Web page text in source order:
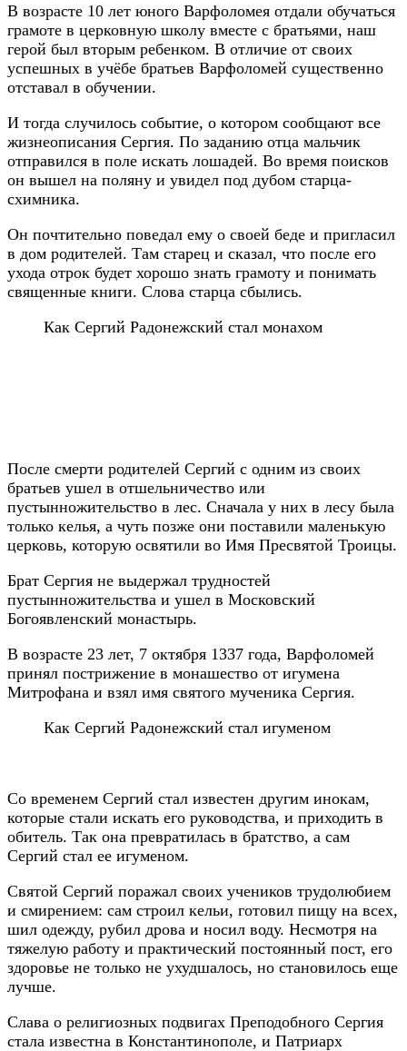
В возрасте 10 лет юного Варфоломея отдали обучаться
грамоте в церковную школу вместе с братьями, наш
герой был вторым ребенком. В отличие от своих
успешных в учёбе братьев Варфоломей существенно
отставал в обучении.
И тогда случилось событие, о котором сообщают все
жизнеописания Сергия. По заданию отца мальчик
отправился в поле искать лошадей. Во время поисков
он вышел на поляну и увидел под дубом старца-
схимника.
Он почтительно поведал ему о своей беде и пригласил
в дом родителей. Там старец и сказал, что после его
ухода отрок будет хорошо знать грамоту и понимать
священные книги. Слова старца сбылись.
Как Сергий Радонежский стал монахом
После смерти родителей Сергий с одним из своих
братьев ушел в отшельничество или
пустынножительство в лес. Сначала у них в лесу была
только келья, а чуть позже они поставили маленькую
церковь, которую освятили во Имя Пресвятой Троицы.
Брат Сергия не выдержал трудностей
пустынножительства и ушел в Московский
Богоявленский монастырь.
В возрасте 23 лет, 7 октября 1337 года, Варфоломей
принял пострижение в монашество от игумена
Митрофана и взял имя святого мученика Сергия.
Как Сергий Радонежский стал игуменом
Со временем Сергий стал известен другим инокам,
которые стали искать его руководства, и приходить в
обитель. Так она превратилась в братство, а сам
Сергий стал ее игуменом.
Святой Сергий поражал своих учеников трудолюбием
и смирением: сам строил кельи, готовил пищу на всех,
шил одежду, рубил дрова и носил воду. Несмотря на
тяжелую работу и практический постоянный пост, его
здоровье не только не ухудшалось, но становилось еще
лучше.
Слава о религиозных подвигах Преподобного Сергия
стала известна в Константинополе, и Патриарх